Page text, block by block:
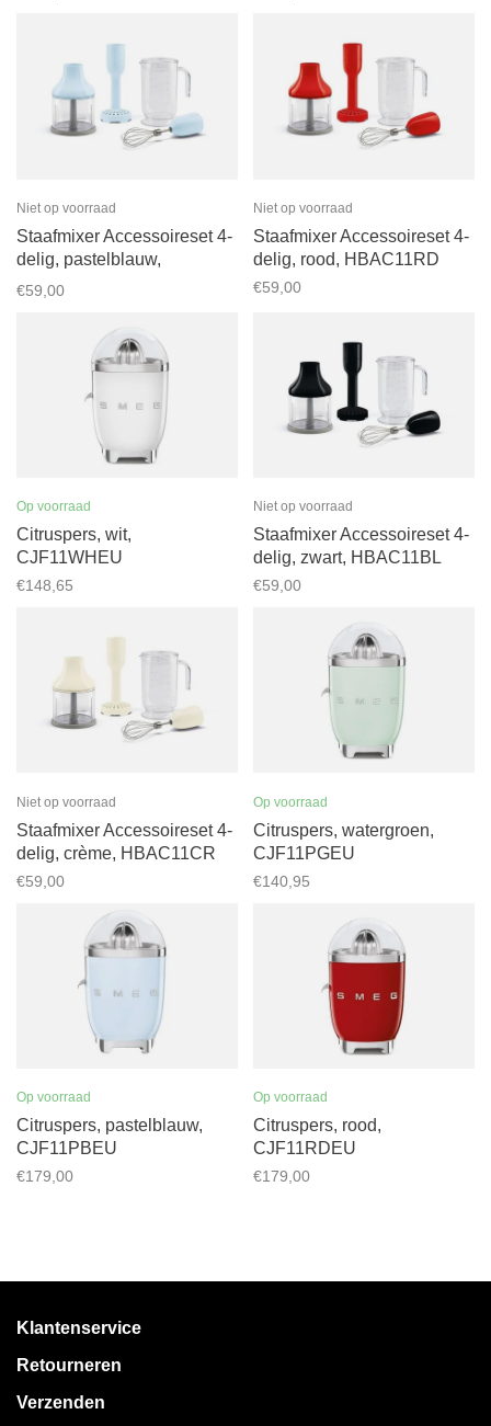
Niet op voorraad
Staafmixer Accessoireset 4-
delig, pastelblauw,
HBAC11PB
€59,00
Niet op voorraad
Staafmixer Accessoireset 4-
delig, rood, HBAC11RD
€59,00
Op voorraad
Citruspers, wit,
CJF11WHEU
€148,65
Niet op voorraad
Staafmixer Accessoireset 4-
delig, zwart, HBAC11BL
€59,00
Niet op voorraad
Staafmixer Accessoireset 4-
delig, crème, HBAC11CR
€59,00
Op voorraad
Citruspers, watergroen,
CJF11PGEU
€140,95
Op voorraad
Citruspers, pastelblauw,
CJF11PBEU
€179,00
Op voorraad
Citruspers, rood,
CJF11RDEU
€179,00
Klantenservice
Retourneren
Verzenden